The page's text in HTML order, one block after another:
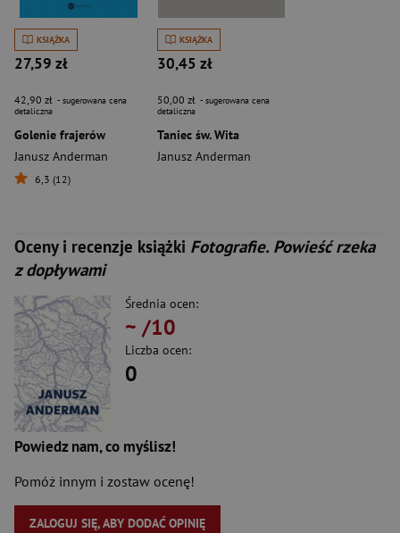
KSIĄŻKA
27,59 zł
42,90 zł - sugerowana cena
detaliczna
Golenie frajerów
Janusz Anderman
6,3 (12)
KSIĄŻKA
30,45 zł
50,00 zł - sugerowana cena
detaliczna
Taniec św. Wita
Janusz Anderman
Oceny i recenzje książki Fotografie. Powieść rzeka
z dopływami
Średnia ocen:
~ /10
Liczba ocen:
0
Powiedz nam, co myślisz!
Pomóż innym i zostaw ocenę!
ZALOGUJ SIĘ, ABY DODAĆ OPINIĘ